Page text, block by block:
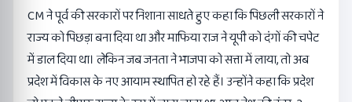
CM ने पूर्व की सरकारों पर निशाना साधते हुए कहा कि पिछली सरकारों ने
राज्य को पिछड़ा बना दिया था और माफिया राज ने यूपी को दंगों की चपेट
में डाल दिया था। लेकिन जब जनता ने भाजपा को सत्ता में लाया, तो अब
प्रदेश में विकास के नए आयाम स्थापित हो रहे हैं। उन्होंने कहा कि प्रदेश